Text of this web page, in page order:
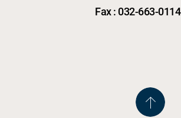
Fax : 032-663-0114